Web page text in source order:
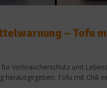
– Tofu
Verbraucherschutz und
herausgegeben: Tofu mit Chili